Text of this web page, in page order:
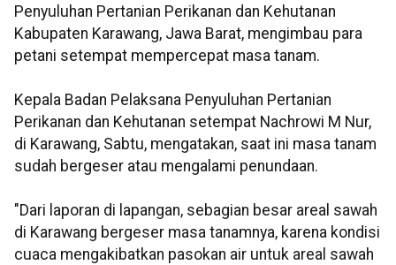
Penyuluhan Pertanian Perikanan dan Kehutanan
Kabupaten Karawang, Jawa Barat, mengimbau para
petani setempat mempercepat masa tanam.
Kepala Badan Pelaksana Penyuluhan Pertanian
Perikanan dan Kehutanan setempat Nachrowi M Nur,
di Karawang, Sabtu, mengatakan, saat ini masa tanam
sudah bergeser atau mengalami penundaan.
"Dari laporan di lapangan, sebagian besar areal sawah
di Karawang bergeser masa tanamnya, karena kondisi
cuaca mengakibatkan pasokan air untuk areal sawah